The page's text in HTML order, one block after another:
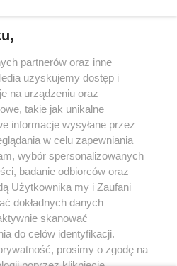
nie może być powielany i
w jakikolwiek sposób (w
na jakimkolwiek polu
włącznie z umieszczaniem w Internecie
Jakiekolwiek użycie lub
lub w części z naruszeniem prawa, tzn.
pod groźbą kary i może być ścigane
O nas
partnerów oraz inne
uzyskujemy dostęp i
na urządzeniu oraz
takie jak unikalne
informacje wysyłane przez
w celu zapewniania
wybór spersonalizowanych
badanie odbiorców oraz
Użytkownika my i Zaufani
dokładnych danych
skanować
do celów identyfikacji.
prosimy o zgodę na